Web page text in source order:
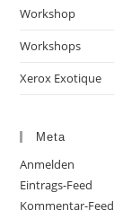
Workshop
Workshops
Xerox Exotique
Meta
Anmelden
Eintrags-Feed
Kommentar-Feed